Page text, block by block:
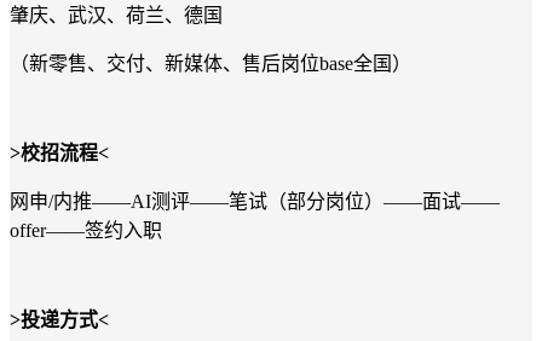
肇庆、武汉、荷兰、德国
（新零售、交付、新媒体、售后岗位base全国）
>校招流程<
网申/内推——AI测评——笔试（部分岗位） ——面试——
offer——签约入职
>投递方式<